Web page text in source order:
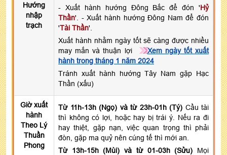
Hướng
nhập
trạch
- Xuất hành hướng Đông Bắc để đón 'Hỷ
Thần'. - Xuất hành hướng Đông Nam để đón
'Tài Thần'.
Xuất hành nhằm ngày tốt sẽ càng được nhiều
may mắn và thuận lợi
Xem ngày tốt xuất
hành trong tháng 1 năm 2024
Tránh xuất hành hướng Tây Nam gặp Hạc
Thần (xấu)
Giờ xuất
hành
Theo Lý
Thuần
Phong
Từ 11h-13h (Ngọ) và từ 23h-01h (Tý) Cầu tài
thì không có lợi, hoặc hay bị trái ý. Nếu ra đi
hay thiệt, gặp nạn, việc quan trọng thì phải
đòn, gặp ma quỷ nên cúng tế thì mới an.
Từ 13h-15h (Mùi) và từ 01-03h (Sửu)
Mọi